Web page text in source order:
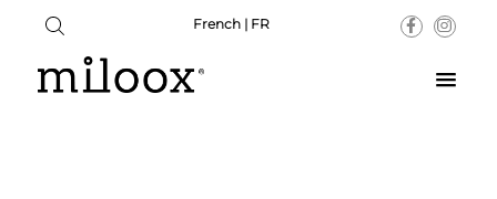
French | FR